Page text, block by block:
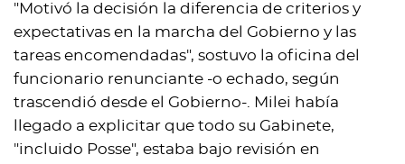
"Motivó la decisión la diferencia de criterios y
expectativas en la marcha del Gobierno y las
tareas encomendadas", sostuvo la oficina del
funcionario renunciante -o echado, según
trascendió desde el Gobierno-. Milei había
llegado a explicitar que todo su Gabinete,
"incluido Posse", estaba bajo revisión en